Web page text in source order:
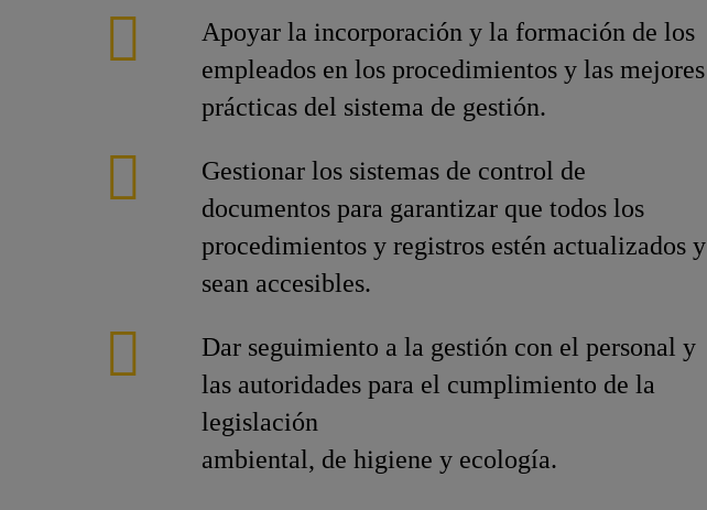
Apoyar la incorporación y la formación de los
empleados en los procedimientos y las mejores
prácticas del sistema de gestión.
Gestionar los sistemas de control de
documentos para garantizar que todos los
procedimientos y registros estén actualizados y
sean accesibles.
Dar seguimiento a la gestión con el personal y
las autoridades para el cumplimiento de la
legislación
ambiental, de higiene y ecología.